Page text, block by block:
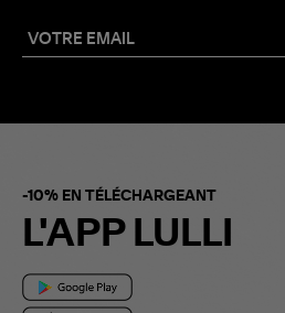
-10% EN TÉLÉCHARGEANT
L'APP LULLI